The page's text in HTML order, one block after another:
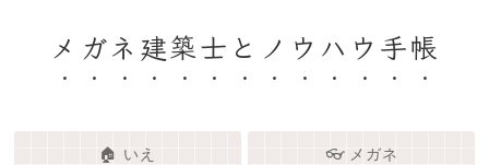
メガネ建築士とノウハウ手帳
🏠 いえ 👓 メガネ